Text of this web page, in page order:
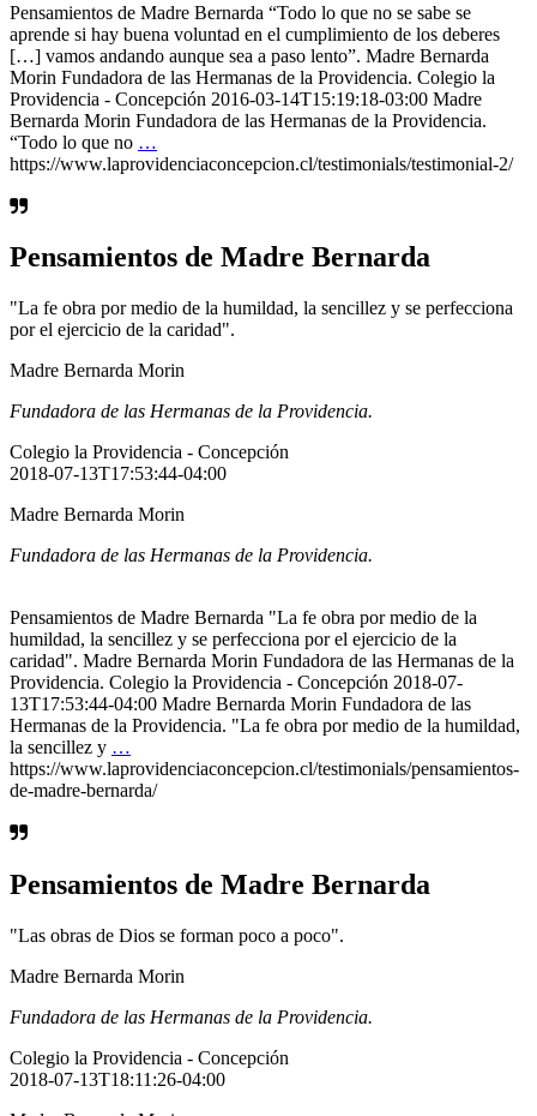
Pensamientos de Madre Bernarda “Todo lo que no se sabe se
aprende si hay buena voluntad en el cumplimiento de los deberes
[…] vamos andando aunque sea a paso lento”. Madre Bernarda
Morin Fundadora de las Hermanas de la Providencia. Colegio la
Providencia - Concepción 2016-03-14T15:19:18-03:00 Madre
Bernarda Morin Fundadora de las Hermanas de la Providencia.
“Todo lo que no …
https://www.laprovidenciaconcepcion.cl/testimonials/testimonial-2/
Pensamientos de Madre Bernarda
"La fe obra por medio de la humildad, la sencillez y se perfecciona
por el ejercicio de la caridad".
Madre Bernarda Morin
Fundadora de las Hermanas de la Providencia.
Colegio la Providencia - Concepción
2018-07-13T17:53:44-04:00
Madre Bernarda Morin
Fundadora de las Hermanas de la Providencia.
Pensamientos de Madre Bernarda "La fe obra por medio de la
humildad, la sencillez y se perfecciona por el ejercicio de la
caridad". Madre Bernarda Morin Fundadora de las Hermanas de la
Providencia. Colegio la Providencia - Concepción 2018-07-
13T17:53:44-04:00 Madre Bernarda Morin Fundadora de las
Hermanas de la Providencia. "La fe obra por medio de la humildad,
la sencillez y …
https://www.laprovidenciaconcepcion.cl/testimonials/pensamientos-
de-madre-bernarda/
Pensamientos de Madre Bernarda
"Las obras de Dios se forman poco a poco".
Madre Bernarda Morin
Fundadora de las Hermanas de la Providencia.
Colegio la Providencia - Concepción
2018-07-13T18:11:26-04:00